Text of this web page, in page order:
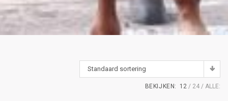
Standaard sortering
BEKIJKEN: 12 24 ALLE: